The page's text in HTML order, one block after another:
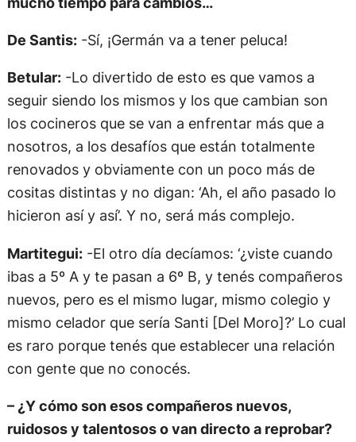
De Santis:-Sí, ¡Germán va a tener peluca!
Betular:-Lo divertido de esto es que vamos a
seguir siendo los mismos y los que cambian son
los cocineros que se van a enfrentar más que a
nosotros, a los desafíos que están totalmente
renovados y obviamente con un poco más de
cositas distintas y no digan: ‘Ah, el año pasado lo
hicieron así y así’. Y no, será más complejo.
Martitegui:-El otro día decíamos: ‘¿viste cuando
ibas a 5º A y te pasan a 6º B, y tenés compañeros
nuevos, pero es el mismo lugar, mismo colegio y
mismo celador que sería Santi [Del Moro]?’ Lo cual
es raro porque tenés que establecer una relación
con gente que no conocés.
– ¿Y cómo son esos compañeros nuevos,
ruidosos y talentosos o van directo a reprobar?